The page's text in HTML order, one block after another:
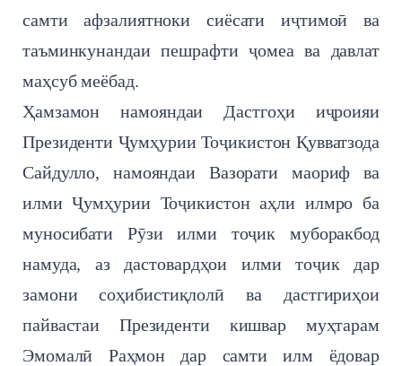
самти афзалиятноки сиёсати иҷтимоӣ ва
таъминкунандаи пешрафти ҷомеа ва давлат
маҳсуб меёбад.
Ҳамзамон намояндаи Дастгоҳи иҷроияи
Президенти Ҷумҳурии Тоҷикистон Қувватзода
Сайдулло, намояндаи Вазорати маориф ва
илми Ҷумҳурии Тоҷикистон аҳли илмро ба
муносибати Рӯзи илми тоҷик муборакбод
намуда, аз дастовардҳои илми тоҷик дар
замони соҳибистиқлолӣ ва дастгириҳои
пайвастаи Президенти кишвар муҳтарам
Эмомалӣ Раҳмон дар самти илм ёдовар